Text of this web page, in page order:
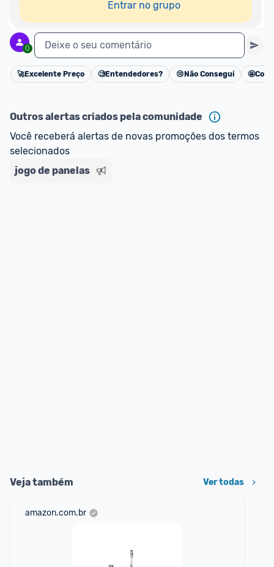
Entrar no grupo
0 Deixe o seu comentário
Cancelar
🚀Excelente Preço 🧐Entendedores? 😢 Não Consegui 🤩
Outros alertas criados pela comunidade
Você receberá alertas de novas promoções dos termos
selecionados
jogo de panelas
Veja também Ver todas
amazon.com.br